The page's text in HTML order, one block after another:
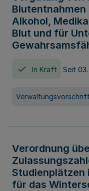
Alkohol,
Blut und für
In Kraft Seit
Verwaltungsvorschrift
Verordnung
Studienplätzen
für das